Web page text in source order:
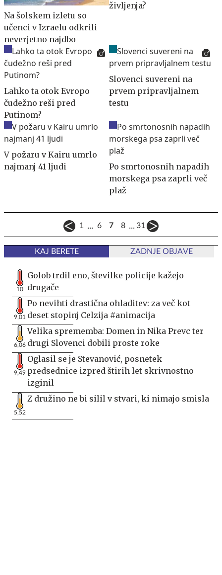
Na šolskem izletu so
učenci v Izraelu odkrili
neverjetno najdbo
življenja?
Lahko ta otok Evropo
čudežno reši pred
Putinom?
Slovenci suvereni na
prvem pripravljalnem
testu
V požaru v Kairu umrlo
najmanj 41 ljudi
Po smrtonosnih napadih
morskega psa zaprli več
plaž
1 ... 6 7 8 ... 31
KAJ BERETE ZADNJE OBJAVE
10
Golob trdil eno, številke policije kažejo
drugače
9,01
Po nevihti drastična ohladitev: za več kot
deset stopinj Celzija #animacija
6,06
Velika sprememba: Domen in Nika Prevc ter
drugi Slovenci dobili proste roke
9,49
Oglasil se je Stevanović, posnetek
predsednice izpred štirih let skrivnostno
izginil
5,52
Z družino ne bi silil v stvari, ki nimajo smisla